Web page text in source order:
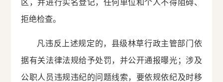
区，并进行实名登记，任何单位和个人不得阻碍、
拒绝检查。
凡违反上述规定的，县级林草行政主管部门依
据有关法律法规给予处罚，并公开通报曝光；涉及
公职人员违规违纪的问题线索，要依规依纪及时移